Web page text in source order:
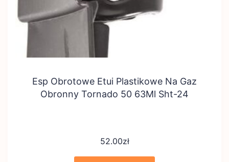
Esp Obrotowe Etui Plastikowe Na Gaz
Obronny Tornado 50 63Ml Sht-24
52.00zł